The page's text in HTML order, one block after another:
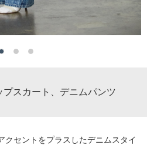
スカート、デニムパンツ
クセントをプラスしたデニムスタイ